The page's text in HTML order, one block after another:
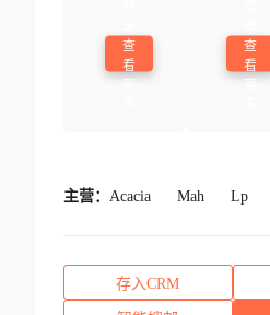
查
看
查
看
主营： Acacia Mah Lp
存入CRM